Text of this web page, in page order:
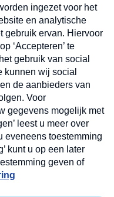
Verzend
op onze
in uw